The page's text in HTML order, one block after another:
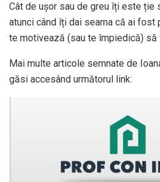
Cât de ușor sau de greu îți este ție
atunci când îți dai seama că ai fost
te motivează (sau te împiedică) să
Mai multe articole semnate de
găsi accesând următorul link: